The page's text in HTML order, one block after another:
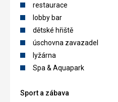
restaurace
lobby bar
dětské hřiště
úschovna zavazadel
lyžárna
Spa & Aquapark
Sport a zábava